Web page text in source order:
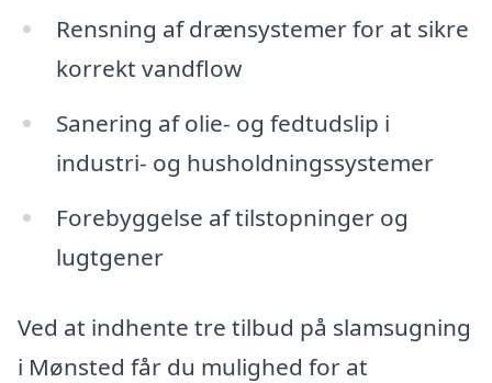
Rensning af drænsystemer for at sikre
korrekt vandflow
Sanering af olie- og fedtudslip i
industri- og husholdningssystemer
Forebyggelse af tilstopninger og
lugtgener
Ved at indhente tre tilbud på slamsugning
i Mønsted får du mulighed for at